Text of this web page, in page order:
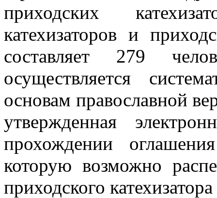
приходских
катехизаторов и
составляет 279
осуществляется
основам православной
утвержденная
прохождении
которую возможно
приходского